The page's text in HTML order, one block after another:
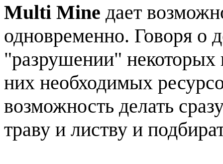
Multi Mine дает
одновременно. Говоря о
"разрушении" некоторых
них необходимых
возможность делать
траву и листву и